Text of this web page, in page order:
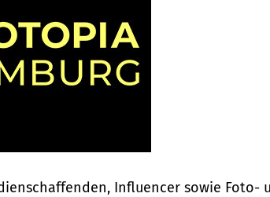
Influencer sowie Foto-